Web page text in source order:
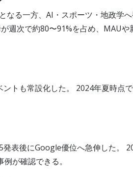
なる一方、AI・スポーツ・地政学
週次で約80〜91%を占め、MAUや
トも常設化した。 2024年夏時点
発表後にGoogle優位へ急伸した。
が確認できる。